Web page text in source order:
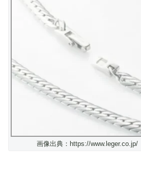
画像出典：https://www.leger.co.jp/